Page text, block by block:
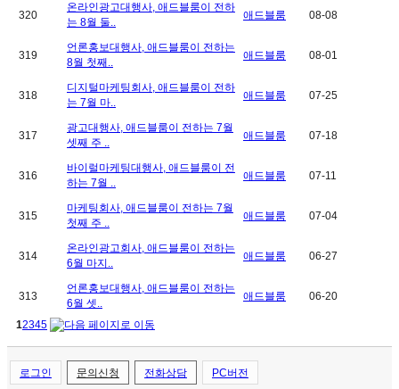
320
온라인광고대행사, 애드블룸이 전하
는 8월 둘..
애드블룸 08-08
319
언론홍보대행사, 애드블룸이 전하는
8월 첫째..
애드블룸 08-01
318
디지털마케팅회사, 애드블룸이 전하
는 7월 마..
애드블룸 07-25
317
광고대행사, 애드블룸이 전하는 7월
셋째 주 ..
애드블룸 07-18
316
바이럴마케팅대행사, 애드블룸이 전
하는 7월 ..
애드블룸 07-11
315
마케팅회사, 애드블룸이 전하는 7월
첫째 주 ..
애드블룸 07-04
314
온라인광고회사, 애드블룸이 전하는
6월 마지..
애드블룸 06-27
313
언론홍보대행사, 애드블룸이 전하는
6월 셋..
애드블룸 06-20
12345
로그인 문의신청 전화상담 PC버전